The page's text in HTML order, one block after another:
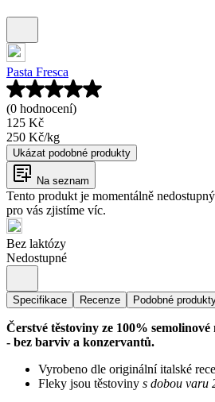
Pasta Fresca
(0 hodnocení)
125 Kč
250 Kč/kg
Ukázat podobné produkty
Na seznam
Tento produkt je momentálně
pro vás zjistíme víc.
Bez laktózy
Nedostupné
Specifikace Recenze Podobné
Čerstvé těstoviny ze 100%
- bez barviv a konzervantů.
Vyrobeno dle originální italské
Fleky jsou těstoviny s dobou varu